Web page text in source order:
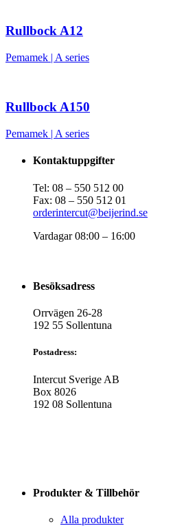
Rullbock A12
Pemamek | A series
Rullbock A150
Pemamek | A series
Kontaktuppgifter
Tel: 08 – 550 512 00
Fax: 08 – 550 512 01
orderintercut@beijerind.se
Vardagar 08:00 – 16:00
Besöksadress
Orrvägen 26-28
192 55 Sollentuna
Postadress:
Intercut Sverige AB
Box 8026
192 08 Sollentuna
Produkter & Tillbehör
Alla produkter